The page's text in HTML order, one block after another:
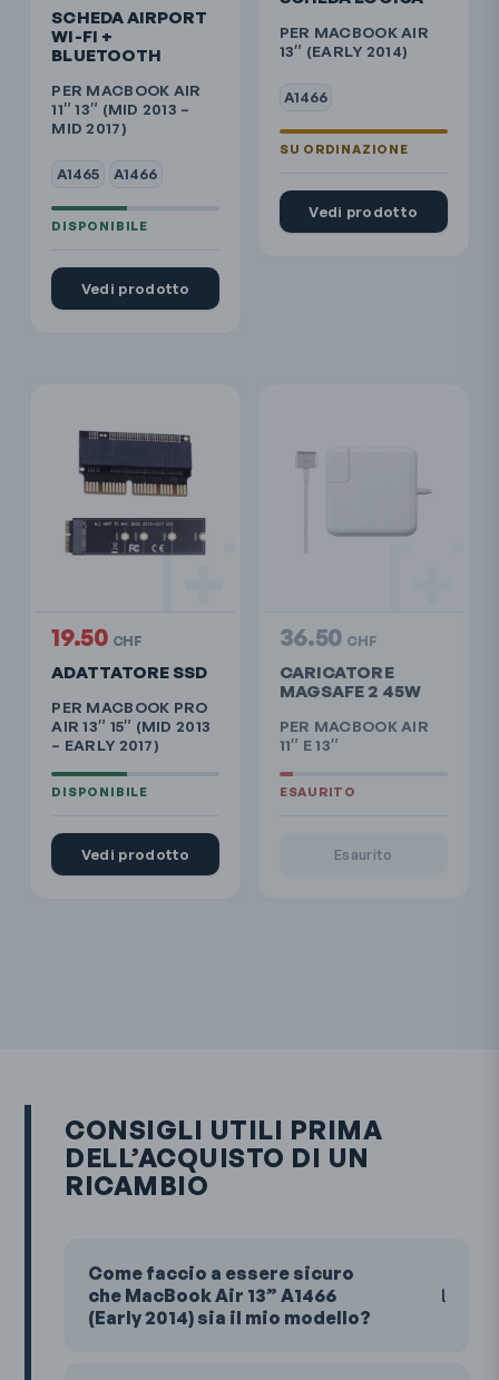
SCHEDA AIRPORT
WI-FI +
BLUETOOTH
PER MACBOOK AIR
11″ 13″ (MID 2013 –
MID 2017)
A1465 A1466
Vedi prodotto
PER MACBOOK AIR
13″ (EARLY 2014)
A1466
Vedi prodotto
ADATTATORE SSD
PER MACBOOK PRO
AIR 13″ 15″ (MID 2013
– EARLY 2017)
19.50 CHF
Vedi prodotto
CARICATORE
MAGSAFE 2 45W
PER MACBOOK AIR
11″ E 13″
36.50 CHF
Esaurito
CONSIGLI UTILI PRIMA
DELL’ACQUISTO DI UN
RICAMBIO
Come faccio a essere sicuro
che MacBook Air 13” A1466
(Early 2014) sia il mio modello?